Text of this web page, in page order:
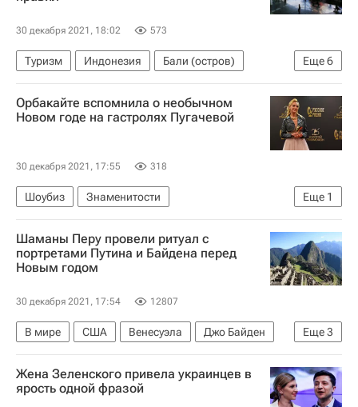
30 декабря 2021, 18:02 573
Еще6
Туризм Индонезия
Бали (остров)
Туризм
Новый год
Новости - Туризм
Коронавирус COVID-19
туристы
Орбакайте вспомнила о необычном
Новом годе на гастролях Пугачевой
30 декабря 2021, 17:55 318
Еще 1
Шоубиз
Знаменитости
Кристина Орбакайте
Шаманы Перу провели ритуал с
портретами Путина и Байдена перед
Новым годом
30 декабря 2021, 17:54 12807
Еще3
В мире США Венесуэла
Джо Байден
Владимир Зеленский
Николас Мадуро
Россия
Жена Зеленского привела украинцев в
ярость одной фразой